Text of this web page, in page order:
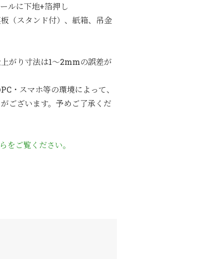
ルに下地+箔押し
（スタンド付）、紙箱、吊金
がり寸法は1～2mmの誤差が
・スマホ等の環境によって、
ございます。予めご了承くだ
をご覧ください。